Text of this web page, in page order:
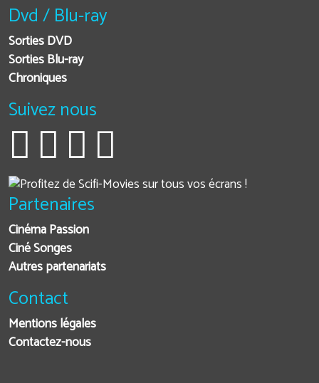
Dvd / Blu-ray
Sorties DVD
Sorties Blu-ray
Chroniques
Suivez nous
Partenaires
Cinéma Passion
Ciné Songes
Autres partenariats
Contact
Mentions légales
Contactez-nous